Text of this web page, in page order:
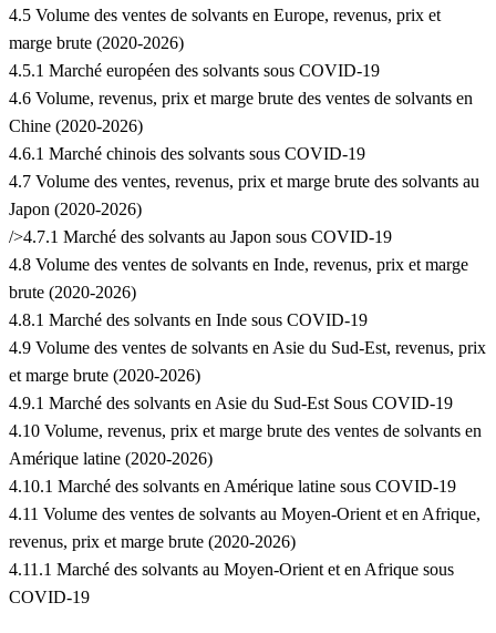
4.5 Volume des ventes de solvants en Europe, revenus, prix et
marge brute (2020-2026)
4.5.1 Marché européen des solvants sous COVID-19
4.6 Volume, revenus, prix et marge brute des ventes de solvants en
Chine (2020-2026)
4.6.1 Marché chinois des solvants sous COVID-19
4.7 Volume des ventes, revenus, prix et marge brute des solvants au
Japon (2020-2026)
/>4.7.1 Marché des solvants au Japon sous COVID-19
4.8 Volume des ventes de solvants en Inde, revenus, prix et marge
brute (2020-2026)
4.8.1 Marché des solvants en Inde sous COVID-19
4.9 Volume des ventes de solvants en Asie du Sud-Est, revenus, prix
et marge brute (2020-2026)
4.9.1 Marché des solvants en Asie du Sud-Est Sous COVID-19
4.10 Volume, revenus, prix et marge brute des ventes de solvants en
Amérique latine (2020-2026)
4.10.1 Marché des solvants en Amérique latine sous COVID-19
4.11 Volume des ventes de solvants au Moyen-Orient et en Afrique,
revenus, prix et marge brute (2020-2026)
4.11.1 Marché des solvants au Moyen-Orient et en Afrique sous
COVID-19